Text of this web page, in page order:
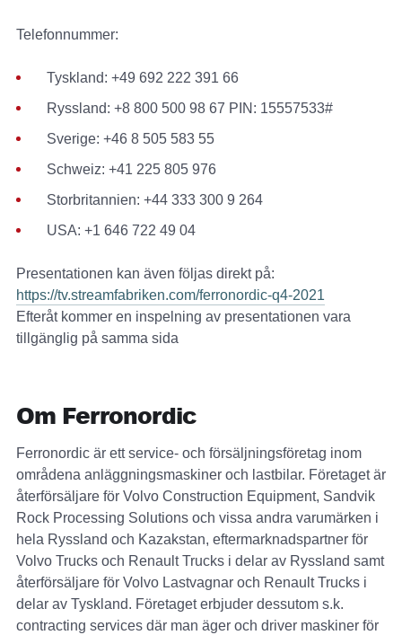
Telefonnummer:
Tyskland: +49 692 222 391 66
Ryssland: +8 800 500 98 67 PIN: 15557533#
Sverige: +46 8 505 583 55
Schweiz: +41 225 805 976
Storbritannien: +44 333 300 9 264
USA: +1 646 722 49 04
Presentationen kan även följas direkt på:
https://tv.streamfabriken.com/ferronordic-q4-2021
Efteråt kommer en inspelning av presentationen vara
tillgänglig på samma sida
Om Ferronordic
Ferronordic är ett service- och försäljningsföretag inom
områdena anläggningsmaskiner och lastbilar. Företaget är
återförsäljare för Volvo Construction Equipment, Sandvik
Rock Processing Solutions och vissa andra varumärken i
hela Ryssland och Kazakstan, eftermarknadspartner för
Volvo Trucks och Renault Trucks i delar av Ryssland samt
återförsäljare för Volvo Lastvagnar och Renault Trucks i
delar av Tyskland. Företaget erbjuder dessutom s.k.
contracting services där man äger och driver maskiner för